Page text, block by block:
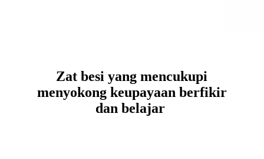
Zat besi yang mencukupi
menyokong keupayaan berfikir
dan belajar